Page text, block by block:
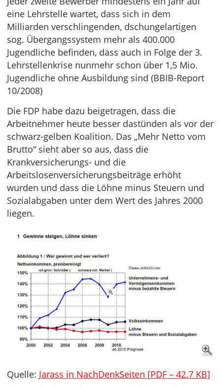
eine Lehrstelle wartet, dass sich in dem
Milliarden verschlingenden, dschungelartigen
sog. Übergangssystem mehr als 400.000
Jugendliche befinden, dass auch in Folge der 3.
Lehrstellenkrise nunmehr schon über 1,5 Mio.
Jugendliche ohne Ausbildung sind (BBIB-Report
10/2008)
Die FDP habe dazu beigetragen, dass die
Arbeitnehmer heute besser dastünden als vor der
schwarz-gelben Koalition. Das „Mehr Netto vom
Brutto“ sieht aber so aus, dass die
Krankversicherungs- und die
Arbeitslosenversicherungsbeiträge erhöht
wurden und dass die Löhne minus Steuern und
Sozialabgaben unter dem Wert des Jahres 2000
liegen.
Quelle: Jarass in NachDenkSeiten [PDF – 42.7 KB]